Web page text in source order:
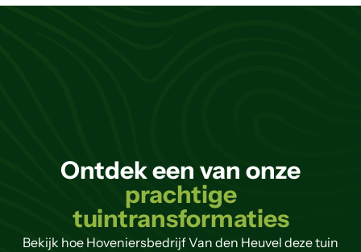
Ontdek een van onze
prachtige
tuintransformaties
Bekijk hoe Hoveniersbedrijf Van den Heuvel deze tuin